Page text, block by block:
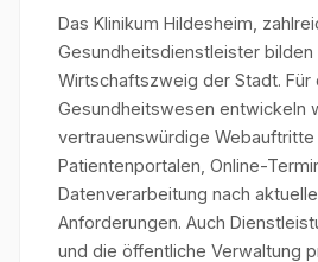
Das Klinikum Hildesheim,
Gesundheitsdienstleister bilden
Wirtschaftszweig der Stadt. Für
Gesundheitswesen entwickeln
vertrauenswürdige Webauftritte
Patientenportalen, Online-
Datenverarbeitung nach
Anforderungen. Auch
und die öffentliche Verwaltung